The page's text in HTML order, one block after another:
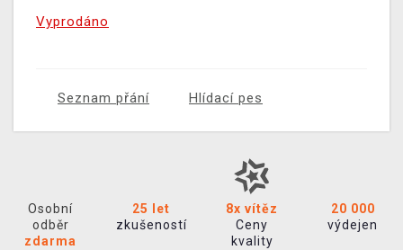
Vyprodáno
Seznam přání Hlídací pes
Osobní
odběr
zdarma
25 let
zkušeností
8x vítěz
Ceny
kvality
20 000
výdejen